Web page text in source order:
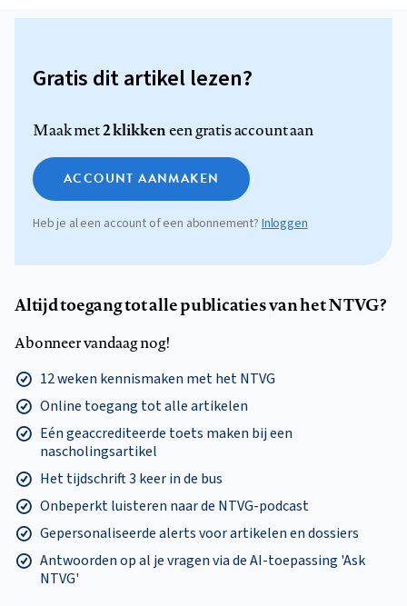
Gratis dit artikel lezen?
Maak met2 klikkeneen gratis account aan
ACCOUNT AANMAKEN
Heb je al een account of een abonnement? Inloggen
Altijd toegang tot alle publicaties van het NTVG?
Abonneer vandaag nog!
12 weken kennismaken met het NTVG
Online toegang tot alle artikelen
Eén geaccrediteerde toets maken bij een
nascholingsartikel
Het tijdschrift 3 keer in de bus
Onbeperkt luisteren naar de NTVG-podcast
Gepersonaliseerde alerts voor artikelen en dossiers
Antwoorden op al je vragen via de AI-toepassing 'Ask
NTVG'